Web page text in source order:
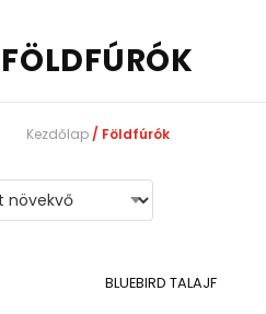
FÖLDFÚRÓK
Kezdőlap/ Földfúrók
BLUEBIRD TALAJF